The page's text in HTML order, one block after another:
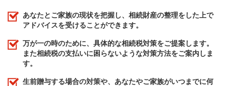
あなたとご家族の現状を把握し、相続財産の整理をした上で
アドバイスを受けることができます。
万が一の時のために、具体的な相続税対策をご提案します。
また相続税の支払いに困らないような対策方法をご案内しま
す。
生前贈与する場合の対策や、あなたやご家族がいつまでに何